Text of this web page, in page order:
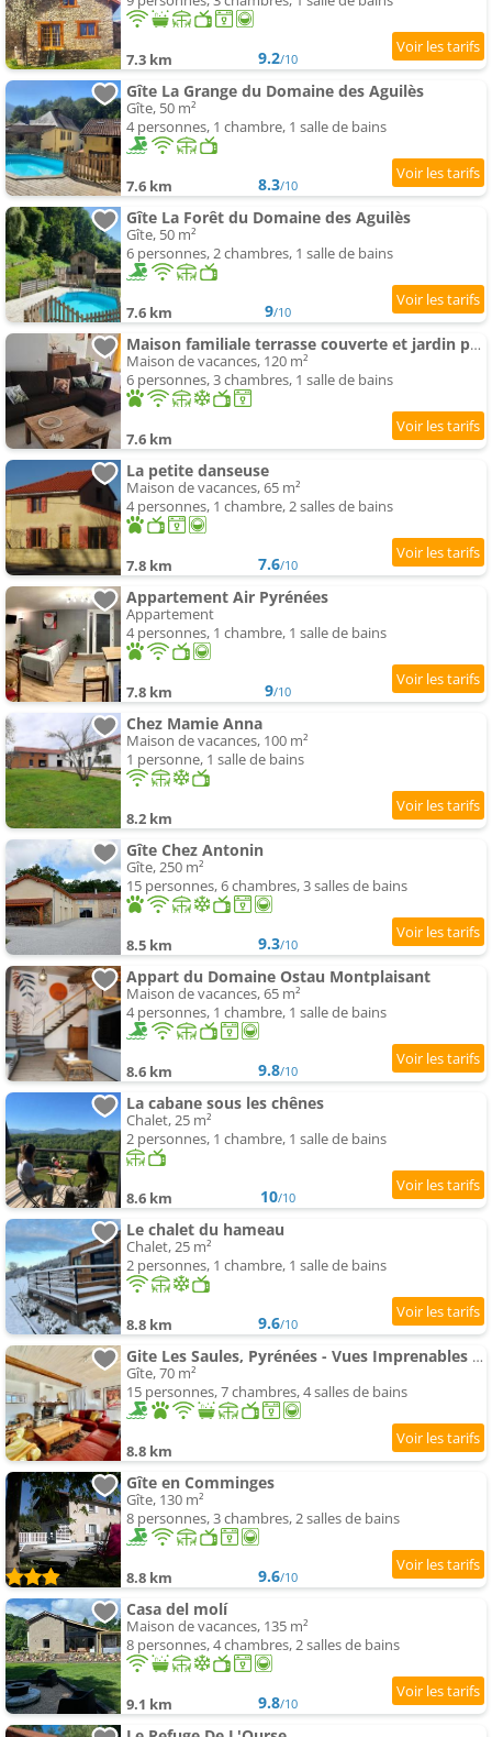
7.3 km 9.2/10
Gîte La Grange du Domaine des Aguilès
Gîte, 50 m²
4 personnes, 1 chambre, 1 salle de bains
7.6 km 8.3/10
Gîte La Forêt du Domaine des Aguilès
Gîte, 50 m²
6 personnes, 2 chambres, 1 salle de bains
7.6 km 9/10
Maison familiale terrasse couverte et jardin privé
Maison de vacances, 120 m²
6 personnes, 3 chambres, 1 salle de bains
7.6 km
La petite danseuse
Maison de vacances, 65 m²
4 personnes, 1 chambre, 2 salles de bains
7.8 km 7.6/10
Appartement Air Pyrénées
Appartement
4 personnes, 1 chambre, 1 salle de bains
7.8 km 9/10
Chez Mamie Anna
Maison de vacances, 100 m²
1 personne, 1 salle de bains
8.2 km
Gîte Chez Antonin
Gîte, 250 m²
15 personnes, 6 chambres, 3 salles de bains
8.5 km 9.3/10
Appart du Domaine Ostau Montplaisant
Maison de vacances, 65 m²
4 personnes, 1 chambre, 1 salle de bains
8.6 km 9.8/10
La cabane sous les chênes
Chalet, 25 m²
2 personnes, 1 chambre, 1 salle de bains
8.6 km 10/10
Le chalet du hameau
Chalet, 25 m²
2 personnes, 1 chambre, 1 salle de bains
8.8 km 9.6/10
Gite Les Saules, Pyrénées - Vues Imprenables sur les Montagnes, Piscine Jacuzzi
Gîte, 70 m²
15 personnes, 7 chambres, 4 salles de bains
8.8 km
Gîte en Comminges
Gîte, 130 m²
8 personnes, 3 chambres, 2 salles de bains
8.8 km 9.6/10
Casa del molí
Maison de vacances, 135 m²
8 personnes, 4 chambres, 2 salles de bains
9.1 km 9.8/10